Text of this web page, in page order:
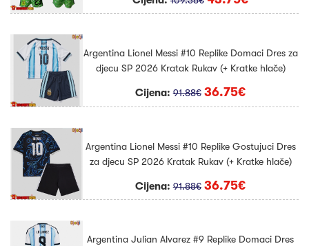
Argentina Lionel Messi #10 Replike Domaci Dres za
djecu SP 2026 Kratak Rukav (+ Kratke hlače)
Cijena:91.88€ 36.75€
Argentina Lionel Messi #10 Replike Gostujuci Dres
za djecu SP 2026 Kratak Rukav (+ Kratke hlače)
Cijena:91.88€ 36.75€
Argentina Julian Alvarez #9 Replike Domaci Dres